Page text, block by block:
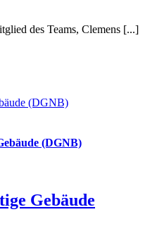
des Teams, Clemens [...]
(DGNB)
(DGNB)
Gebäude